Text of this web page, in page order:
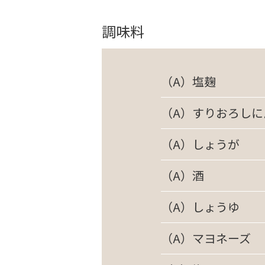
調味料
（A）塩麹
（A）すりおろし
（A）しょうが
（A）酒
（A）しょうゆ
（A）マヨネーズ